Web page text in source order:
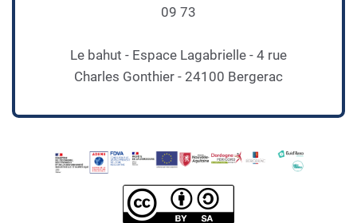
09 73
Le bahut - Espace Lagabrielle - 4 rue
Charles Gonthier - 24100 Bergerac